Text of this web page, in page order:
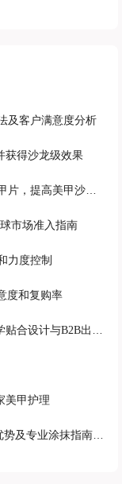
及客户满意度分析
获得沙龙级效果
提高美甲沙龙效率
市场准入指南
力度控制
度和复购率
计与B2B出口策略
美甲护理
抹指南 | 美甲沙龙效率